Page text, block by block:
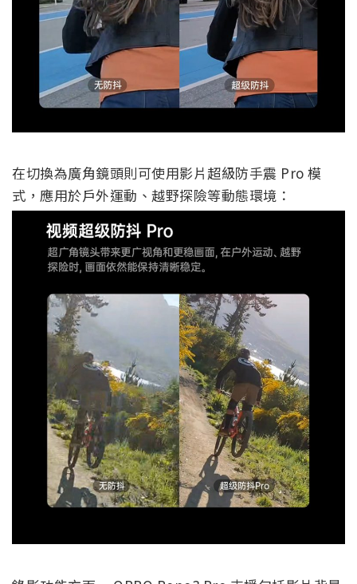
在切換為廣角鏡頭則可使用影片超級防手震 Pro 模
式，應用於戶外運動、越野探險等動態環境：